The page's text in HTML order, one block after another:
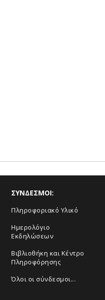
ΣΥΝΔΕΣΜΟΙ:
Πληροφοριακό Υλικό
Ημερολόγιο
Εκδηλώσεων
Βιβλιοθήκη και Κέντρο
Πληροφόρησης
Όλοι οι σύνδεσμοι...